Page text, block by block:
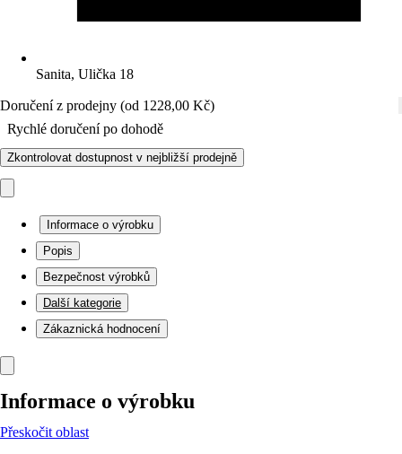
Sanita, Ulička 18
Doručení z prodejny (od 1228,00 Kč)
Rychlé doručení po dohodě
Zkontrolovat dostupnost v nejbližší prodejně
Informace o výrobku
Popis
Bezpečnost výrobků
Další kategorie
Zákaznická hodnocení
Informace o výrobku
Přeskočit oblast